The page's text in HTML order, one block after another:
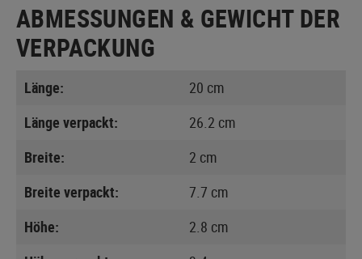
ABMESSUNGEN & GEWICHT DER
VERPACKUNG
Länge:
20 cm
Länge verpackt:
26.2 cm
Breite:
2 cm
Breite verpackt:
7.7 cm
Höhe:
2.8 cm